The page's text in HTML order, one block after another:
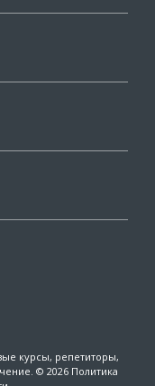
курсы, репетиторы,
© 2026 Политика